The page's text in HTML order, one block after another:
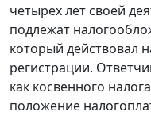
четырех лет своей
подлежат
который действовал
регистрации.
как косвенного
положение